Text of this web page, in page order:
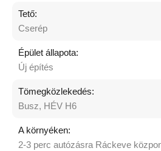
Tető:
Cserép
Épület állapota:
Új építés
Tömegközlekedés:
Busz, HÉV H6
A környéken:
2-3 perc autózásra Ráckeve